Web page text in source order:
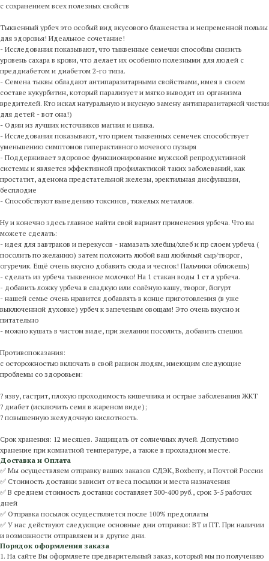
с сохранением всех полезных свойств
Тыквенный урбеч это особый вид вкусового блаженства и непременной пользы
для здоровья! Идеальное сочетание!
- Исследования показывают, что тыквенные семечки способны снизить
уровень сахара в крови, что делает их особенно полезными для людей с
преддиабетом и диабетом 2-го типа.
- Семена тыквы обладают антипаразитарными свойствами, имея в своем
составе кукурбитин, который парализует и мягко выводит из организма
вредителей. Кто искал натуральную и вкусную замену антипаразитарной чистки
для детей - вот она!)
- Один из лучших источников магния и цинка.
- Исследования показывают, что прием тыквенных семечек способствует
уменьшению симптомов гиперактивного мочевого пузыря
- Поддерживает здоровое функционирование мужской репродуктивной
системы и является эффективной профилактикой таких заболеваний, как
простатит, аденома предстательной железы, эректильная дисфункции,
бесплодие
- Способствуют выведению токсинов, тяжелых металлов.
Ну и конечно здесь главное найти свой вариант применения урбеча. Что вы
можете сделать:
- идея для завтраков и перекусов - намазать хлебцы/хлеб и пр слоем урбеча (
посолить по желанию) затем положить любой ваш любимый сыр/творог,
огуречик. Ещё очень вкусно добавить сюда и чеснок! Пальчики оближешь)
- сделать из урбеча тыквенное молочко! На 1 стакан воды 1 ст л урбеча.
- добавить ложку урбеча в сладкую или солёную кашу, творог, йогурт
- нашей семье очень нравится добавлять в конце приготовления (в уже
выключенной духовке) урбеч к запеченым овощам! Это очень вкусно и
питательно
- можно кушать в чистом виде, при желании посолить, добавить специи.
Противопоказания:
с осторожностью включать в свой рацион людям, имеющим следующие
проблемы со здоровьем:
? язву, гастрит, плохую проходимость кишечника и острые заболевания ЖКТ
? диабет (исключить семя в жареном виде);
? повышенную желудочную кислотность.
Срок хранения: 12 месяцев. Защищать от солнечных лучей. Допустимо
хранение при комнатной температуре, а также в прохладном месте.
Доставка и Оплата
✅ Мы осуществляем отправку ваших заказов СДЭК, Boxberry, и Почтой России
✅ Стоимость доставки зависит от веса посылки и места назначения
✅ В среднем стоимость доставки составляет 300-400 руб., срок 3-5 рабочих
дней
✅ Отправка посылок осуществляется после 100% предоплаты
✅ У нас действуют следующие основные дни отправки: ВТ и ПТ. При наличии
и возможности отправляем и в другие дни.
Порядок оформления заказа
1. На сайте Вы оформляете предварительный заказ, который мы по получению